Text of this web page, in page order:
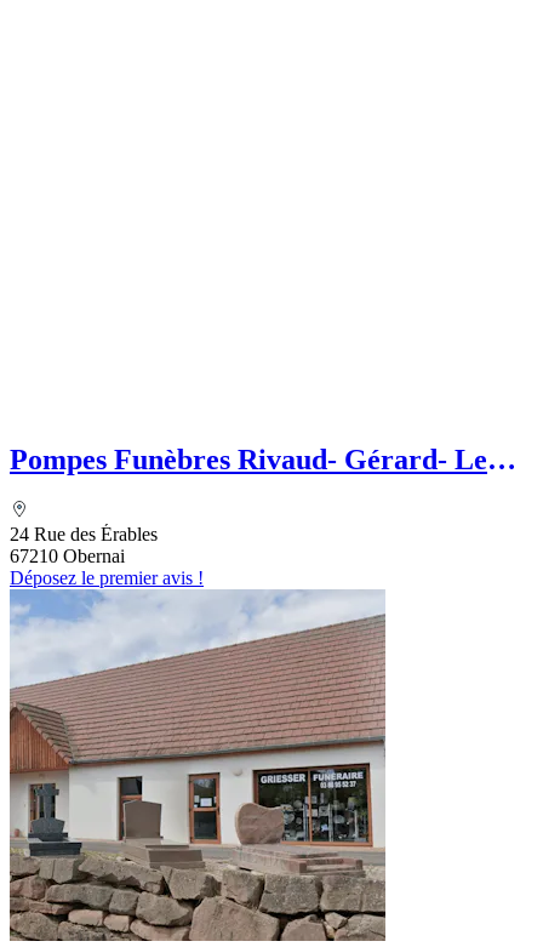
Pompes Funèbres Rivaud- Gérard- Le
24 Rue des Érables
67210 Obernai
Déposez le premier avis !